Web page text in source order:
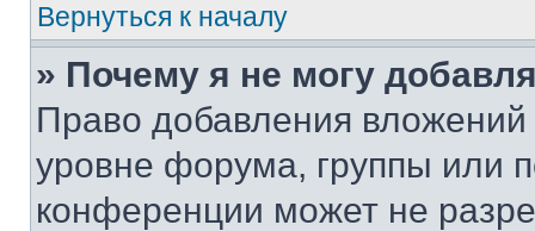
Вернуться к началу
» Почему я не могу
Право добавления
уровне форума, группы или
конференции может не